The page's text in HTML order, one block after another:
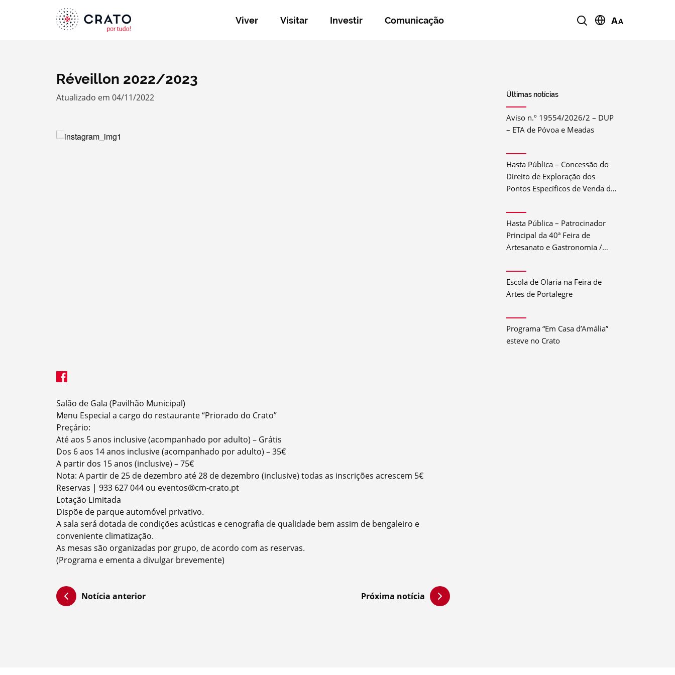
Viver Visitar Investir Comunicação
Categorias gerais
Filtros
Réveillon 2022/2023
Atualizado em 04/11/2022
Salão de Gala (Pavilhão Municipal)
Menu Especial a cargo do restaurante “Priorado do Crato”
Preçário:
Até aos 5 anos inclusive (acompanhado por adulto) – Grátis
Dos 6 aos 14 anos inclusive (acompanhado por adulto) – 35€
A partir dos 15 anos (inclusive) – 75€
Nota: A partir de 25 de dezembro até 28 de dezembro (inclusive) todas as inscrições acrescem 5€
Reservas | 933 627 044 ou eventos@cm-crato.pt
Lotação Limitada
Dispõe de parque automóvel privativo.
A sala será dotada de condições acústicas e cenografia de qualidade bem assim de bengaleiro e
conveniente climatização.
As mesas são organizadas por grupo, de acordo com as reservas.
(Programa e ementa a divulgar brevemente)
Notícia anterior Próxima notícia
Últimas notícias
Aviso n.º 19554/2026/2 – DUP
– ETA de Póvoa e Meadas
Hasta Pública – Concessão do
Direito de Exploração dos
Pontos Específicos de Venda de
Crato 2026
Hasta Pública – Patrocinador
Principal da 40ª Feira de
Artesanato e Gastronomia /
Escola de Olaria na Feira de
Artes de Portalegre
Programa “Em Casa d’Amália”
esteve no Crato